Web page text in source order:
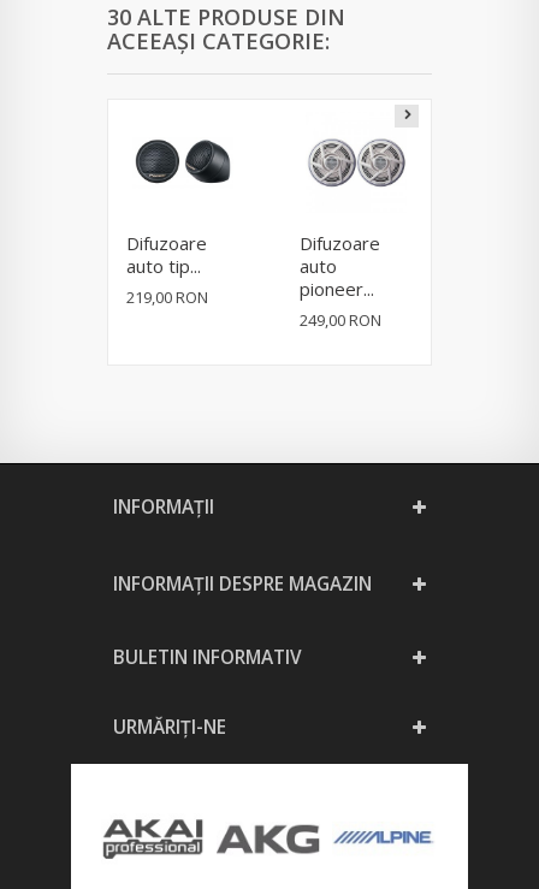
30 ALTE PRODUSE DIN
ACEEAȘI CATEGORIE:
Difuzoare
auto tip...
219,00 RON
Difuzoare
auto
pioneer...
249,00 RON
INFORMAŢII
INFORMAȚII DESPRE MAGAZIN
BULETIN INFORMATIV
URMĂRIȚI-NE